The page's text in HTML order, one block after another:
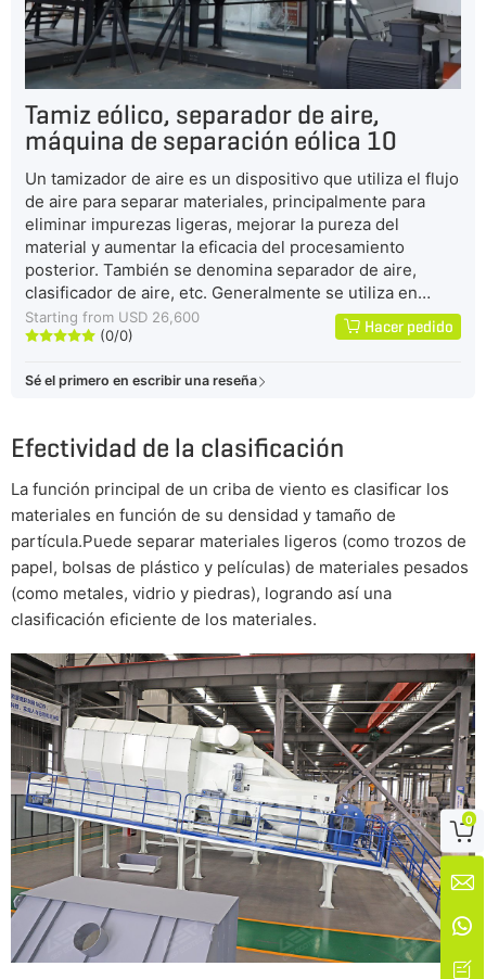
Tamiz eólico, separador de aire,
máquina de separación eólica 10
Un tamizador de aire es un dispositivo que utiliza el flujo
de aire para separar materiales, principalmente para
eliminar impurezas ligeras, mejorar la pureza del
material y aumentar la eficacia del procesamiento
posterior. También se denomina separador de aire,
clasificador de aire, etc. Generalmente se utiliza en
líneas de reciclaje de RSU, líneas de reciclaje de
residuos industriales, líneas de reciclaje de residuos de
Starting from USD 26,600
(0/0) Hacer pedido
Sé el primero en escribir una reseña
Efectividad de la clasificación
La función principal de un criba de viento es clasificar los
materiales en función de su densidad y tamaño de
partícula.Puede separar materiales ligeros (como trozos de
papel, bolsas de plástico y películas) de materiales pesados
(como metales, vidrio y piedras), logrando así una
clasificación eficiente de los materiales.

0


